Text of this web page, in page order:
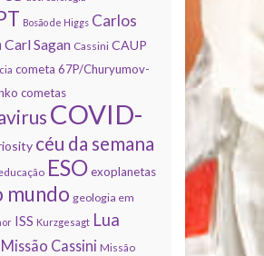
Bosão de Higgs Carlos
Carl Sagan Cassini CAUP
cometa 67P/Churyumov-
cometas
COVID-
céu da semana
ESO exoplanetas
mundo geologia em
ISS Kurzgesagt Lua
Missão Cassini Missão